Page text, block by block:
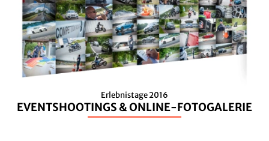
Erlebnistage 2016
EVENTSHOOTINGS & ONLINE-FOTOGALERIE